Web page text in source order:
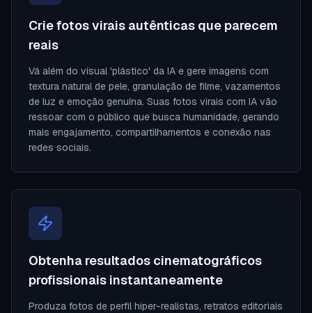
Crie fotos virais autênticas que parecem
reais
Vá além do visual 'plástico' da IA e gere imagens com
textura natural de pele, granulação de filme, vazamentos
de luz e emoção genuína. Suas fotos virais com IA vão
ressoar com o público que busca humanidade, gerando
mais engajamento, compartilhamentos e conexão nas
redes sociais.
Obtenha resultados cinematográficos
profissionais instantaneamente
Produza fotos de perfil hiper-realistas, retratos editoriais